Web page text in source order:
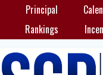
Principal
Rankings